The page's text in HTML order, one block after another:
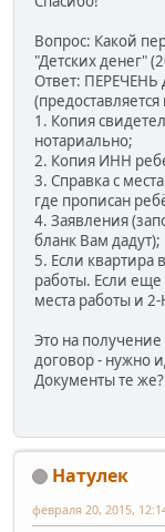
Вопрос: Какой
"Детских денег"
Ответ:
1. Копия
нотариально;
2. Копия ИНН
3. Справка с
где прописан
4. Заявления
бланк Вам дадут);
5. Если квартира
работы. Если еще
места работы и
Это на
договор - нужно
Документы те
Натулек
февраля 20, 2015,